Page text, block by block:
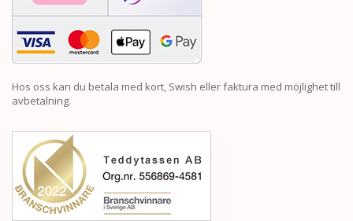
Hos oss kan du betala med kort, Swish eller faktura med möjlighet till
avbetalning.